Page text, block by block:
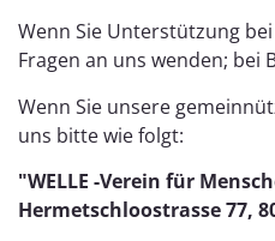
Wenn Sie Unterstützung
Fragen an uns wenden; bei
Wenn Sie unsere
uns bitte wie folgt:
"WELLE -Verein für
Hermetschloostrasse 77,